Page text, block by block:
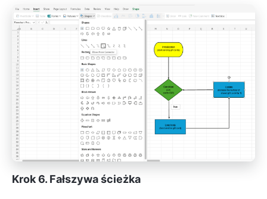
Krok 6. Fałszywa ścieżka